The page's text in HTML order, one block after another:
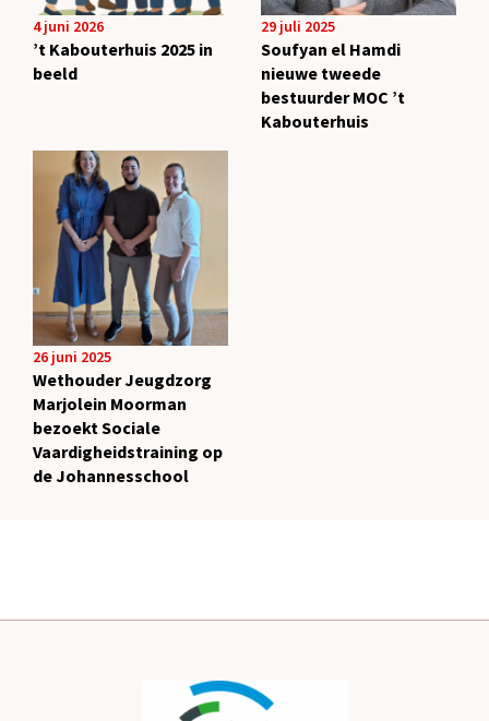
4 juni 2026
’t Kabouterhuis 2025 in
beeld
29 juli 2025
Soufyan el Hamdi
nieuwe tweede
bestuurder MOC ’t
Kabouterhuis
26 juni 2025
Wethouder Jeugdzorg
Marjolein Moorman
bezoekt Sociale
Vaardigheidstraining op
de Johannesschool